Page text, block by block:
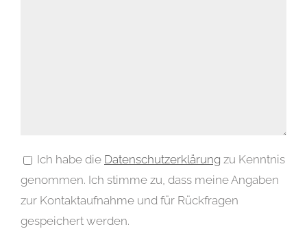
Ich habe die Datenschutzerklärung zu Kenntnis
genommen. Ich stimme zu, dass meine Angaben
zur Kontaktaufnahme und für Rückfragen
gespeichert werden.